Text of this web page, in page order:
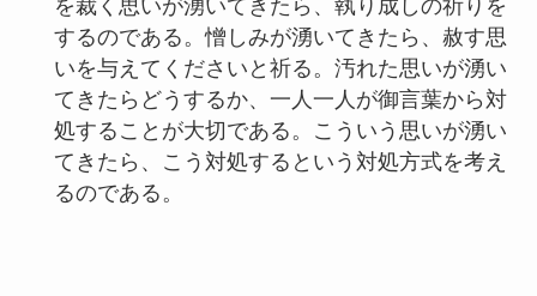
を裁く思いが湧いてきたら、執り成しの祈りを
するのである。憎しみが湧いてきたら、赦す思
いを与えてくださいと祈る。汚れた思いが湧い
てきたらどうするか、一人一人が御言葉から対
処することが大切である。こういう思いが湧い
てきたら、こう対処するという対処方式を考え
るのである。